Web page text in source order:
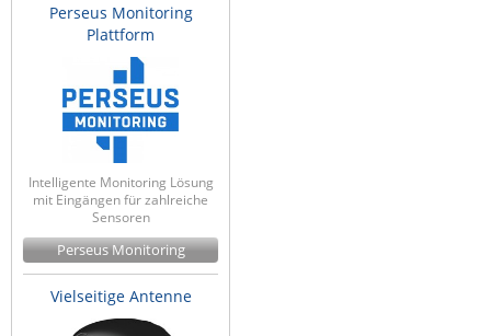
Perseus Monitoring
Plattform
Intelligente Monitoring Lösung
mit Eingängen für zahlreiche
Sensoren
Perseus Monitoring
Vielseitige Antenne